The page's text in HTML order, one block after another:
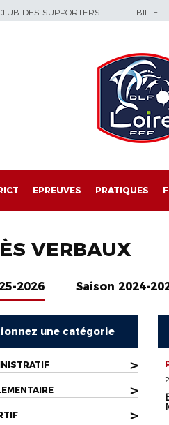
DES SUPPORTERS
EPREUVES PRATIQUES
VERBAUX
2026 Saison 2024-
une catégorie
>
>
>